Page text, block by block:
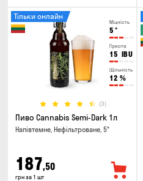
Міцність
5 °
Гіркота
15 IBU
Щільність
12 %
(3)
Тільки онлайн
Пиво Cannabis Semi-Dark 1л
Напівтемне, Нефільтроване, 5°
187,50
грн за 1 шт